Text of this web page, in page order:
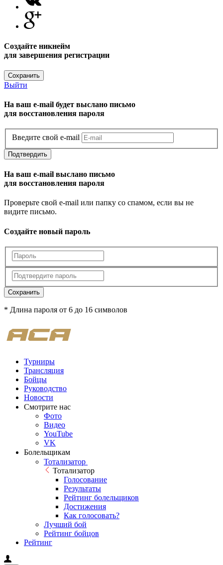
Создайте никнейм
для завершения регистрации
Сохранить
Выйти
На ваш e-mail будет выслано письмо
для восстановления пароля
Введите свой e-mail
Подтвердить
На ваш e-mail выслано письмо
для восстановления пароля
Проверьте свой e-mail или папку со спамом, если вы не
видите письмо.
Создайте новый пароль
Сохранить
* Длина пароля от 6 до 16 символов
Турниры
Трансляция
Бойцы
Руководство
Новости
Смотрите нас
Фото
Видео
YouTube
VK
Болельщикам
Тотализатор
Тотализатор
Голосование
Результаты
Рейтинг болельщиков
Достижения
Как голосовать?
Лучший бой
Рейтинг бойцов
Рейтинг